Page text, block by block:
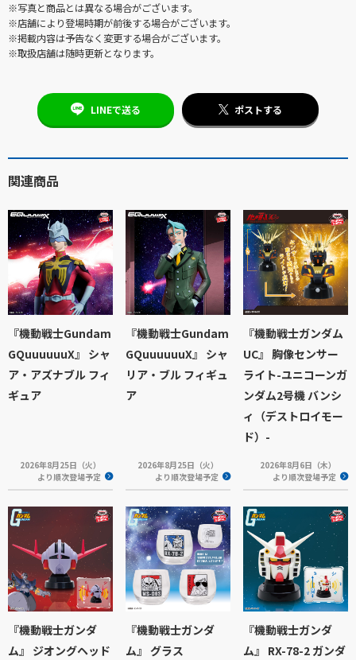
※写真と商品とは異なる場合がございます。
※店舗により登場時期が前後する場合がございます。
※掲載内容は予告なく変更する場合がございます。
※取扱店舗は随時更新となります。
LINEで送る ポストする
関連商品
『機動戦士Gundam
GQuuuuuuX』 シャ
ア・アズナブル フィ
ギュア
2026年8月25日（火）
より順次登場予定
『機動戦士Gundam
GQuuuuuuX』 シャ
リア・ブル フィギュ
ア
2026年8月25日（火）
より順次登場予定
『機動戦士ガンダム
UC』 胸像センサー
ライト-ユニコーンガ
ンダム2号機 バンシ
ィ（デストロイモー
ド）-
2026年8月6日（木）
より順次登場予定
『機動戦士ガンダ
ム』 ジオングヘッド
『機動戦士ガンダ
ム』 グラス
『機動戦士ガンダ
ム』 RX-78-2 ガンダ